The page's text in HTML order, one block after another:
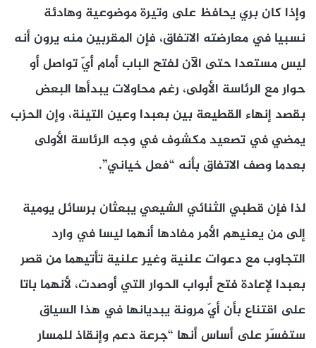
وإذا كان بري يحافظ على وتيرة موضوعية وهادئة
نسبيا في معارضته الاتفاق، فإن المقربين منه يرون أنه
ليس مستعدا حتى الآن لفتح الباب أمام أيّ تواصل أو
حوار مع الرئاسة الأولى، رغم محاولات يبدأها البعض
بقصد إنهاء القطيعة بين بعبدا وعين التينة، وإن الحزب
يمضي في تصعيد مكشوف في وجه الرئاسة الأولى
بعدما وصف الاتفاق بأنه “فعل خياني”.
لذا فإن قطبي الثنائي الشيعي يبعثان برسائل يومية
إلى من يعنيهم الأمر مفادها أنهما ليسا في وارد
التجاوب مع دعوات علنية وغير علنية تأتيهما من قصر
بعبدا لإعادة فتح أبواب الحوار التي أوصدت، لأنهما باتا
على اقتناع بأن أيّ مرونة يبديانها في هذا السياق
ستفسّر على أساس أنها “جرعة دعم وإنقاذ للمسار